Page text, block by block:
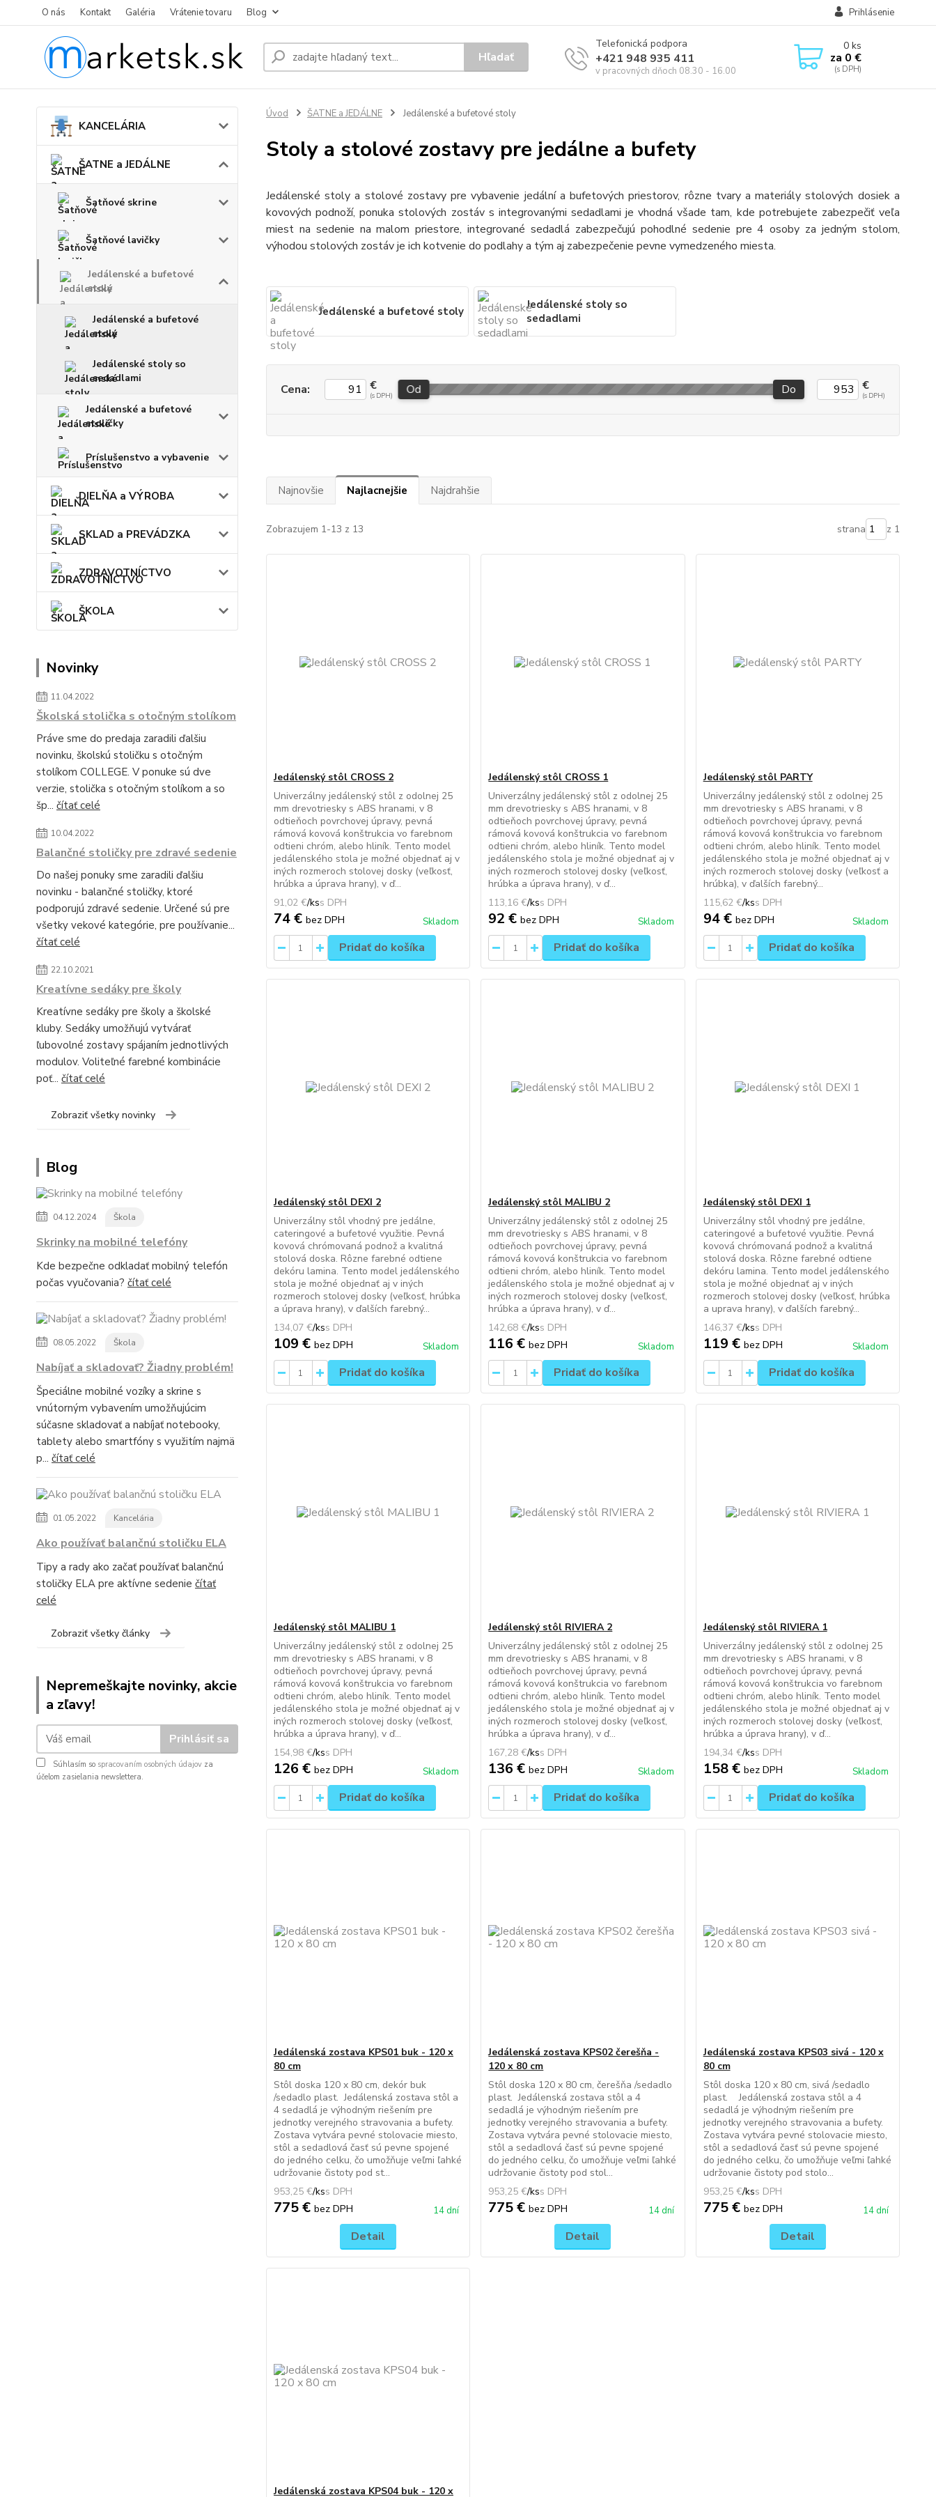
O nás Kontakt Galéria Vrátenie tovaru Blog Prihlásenie
Hľadať
Telefonická podpora
+421 948 935 411
v pracovných dňoch 08.30 - 16.00
0ks
za 0 €
KANCELÁRIA
ŠATNE a JEDÁLNE
Šatňové skrine
Šatňové lavičky
Jedálenské a bufetové
stoly
Jedálenské a bufetové
stoly
Jedálenské stoly so
sedadlami
Jedálenské a bufetové
stoličky
Príslušenstvo a vybavenie
DIELŇA a VÝROBA
SKLAD a PREVÁDZKA
ZDRAVOTNÍCTVO
ŠKOLA
Novinky
11.04.2022
Školská stolička s otočným stolíkom
Práve sme do predaja zaradili ďalšiu
novinku, školskú stoličku s otočným
stolíkom COLLEGE. V ponuke sú dve
verzie, stolička s otočným stolíkom a so
šp... čítať celé
10.04.2022
Balančné stoličky pre zdravé sedenie
Do našej ponuky sme zaradili ďalšiu
novinku - balančné stoličky, ktoré
podporujú zdravé sedenie. Určené sú pre
všetky vekové kategórie, pre používanie...
čítať celé
22.10.2021
Kreatívne sedáky pre školy
Kreatívne sedáky pre školy a školské
kluby. Sedáky umožňujú vytvárať
ľubovolné zostavy spájaním jednotlivých
modulov. Voliteľné farebné kombinácie
poť... čítať celé
Zobraziť všetky novinky
Blog
04.12.2024 Škola
Skrinky na mobilné telefóny
Kde bezpečne odkladať mobilný telefón
počas vyučovania? čítať celé
08.05.2022 Škola
Nabíjať a skladovať? Žiadny problém!
Špeciálne mobilné vozíky a skrine s
vnútorným vybavením umožňujúcim
súčasne skladovať a nabíjať notebooky,
tablety alebo smartfóny s využitím najmä
p... čítať celé
01.05.2022 Kancelária
Ako používať balančnú stoličku ELA
Tipy a rady ako začať používať balančnú
stoličky ELA pre aktívne sedenie čítať
celé
Zobraziť všetky články
Nepremeškajte novinky, akcie
a zľavy!
Prihlásiť sa
Súhlasím so spracovaním osobných údajov za
účelom zasielania newslettera.
Úvod ŠATNE a JEDÁLNE Jedálenské a bufetové stoly
Stoly a stolové zostavy pre jedálne a bufety
Jedálenské stoly a stolové zostavy pre vybavenie jedální a bufetových priestorov, rôzne tvary a materiály stolových dosiek a
kovových podnoží, ponuka stolových zostáv s integrovanými sedadlami je vhodná všade tam, kde potrebujete zabezpečiť veľa
miest na sedenie na malom priestore, integrované sedadlá zabezpečujú pohodlné sedenie pre 4 osoby za jedným stolom,
výhodou stolových zostáv je ich kotvenie do podlahy a tým aj zabezpečenie pevne vymedzeného miesta.
Jedálenské a bufetové stoly
Jedálenské stoly so
sedadlami
Cena: € Od Do €
Najnovšie Najlacnejšie Najdrahšie
Zobrazujem 1-13 z 13 strana z 1
Jedálenský stôl CROSS 2
Univerzálny jedálenský stôl z odolnej 25
mm drevotriesky s ABS hranami, v 8
odtieňoch povrchovej úpravy, pevná
rámová kovová konštrukcia vo farebnom
odtieni chróm, alebo hliník. Tento model
jedálenského stola je možné objednať aj v
iných rozmeroch stolovej dosky (veľkosť,
hrúbka a úprava hrany), v ď...
91,02 €/ks
74 € bez DPH Skladom
Pridať do košíka
Jedálenský stôl CROSS 1
Univerzálny jedálenský stôl z odolnej 25
mm drevotriesky s ABS hranami, v 8
odtieňoch povrchovej úpravy, pevná
rámová kovová konštrukcia vo farebnom
odtieni chróm, alebo hliník. Tento model
jedálenského stola je možné objednať aj v
iných rozmeroch stolovej dosky (veľkosť,
hrúbka a úprava hrany), v ď...
113,16 €/ks
92 €bez DPH Skladom
Pridať do košíka
Jedálenský stôl PARTY
Univerzálny jedálenský stôl z odolnej 25
mm drevotriesky s ABS hranami, v 8
odtieňoch povrchovej úpravy, pevná
rámová kovová konštrukcia vo farebnom
odtieni chróm, alebo hliník. Tento model
jedálenského stola je možné objednať aj v
iných rozmeroch stolovej dosky (veľkosť a
hrúbka), v ďalších farebný...
115,62 €/ks
94 € bez DPH Skladom
Pridať do košíka
Jedálenský stôl DEXI 2
Univerzálny stôl vhodný pre jedálne,
cateringové a bufetové využitie. Pevná
kovová chrómovaná podnož a kvalitná
stolová doska. Rôzne farebné odtiene
dekóru lamina. Tento model jedálenského
stola je možné objednať aj v iných
rozmeroch stolovej dosky (veľkosť, hrúbka
a úprava hrany), v ďalších farebný...
134,07 €/ks
109 € bez DPH Skladom
Pridať do košíka
Jedálenský stôl MALIBU 2
Univerzálny jedálenský stôl z odolnej 25
mm drevotriesky s ABS hranami, v 8
odtieňoch povrchovej úpravy, pevná
rámová kovová konštrukcia vo farebnom
odtieni chróm, alebo hliník. Tento model
jedálenského stola je možné objednať aj v
iných rozmeroch stolovej dosky (veľkosť,
hrúbka a úprava hrany), v ď...
142,68 €/ks
116 €bez DPH Skladom
Pridať do košíka
Jedálenský stôl DEXI 1
Univerzálny stôl vhodný pre jedálne,
cateringové a bufetové využitie. Pevná
kovová chrómovaná podnož a kvalitná
stolová doska. Rôzne farebné odtiene
dekóru lamina. Tento model jedálenského
stola je možné objednať aj v iných
rozmeroch stolovej dosky (veľkosť, hrúbka
a uprava hrany), v ďalších farebný...
146,37 €/ks
119 € bez DPH Skladom
Pridať do košíka
Jedálenský stôl MALIBU 1
Univerzálny jedálenský stôl z odolnej 25
mm drevotriesky s ABS hranami, v 8
odtieňoch povrchovej úpravy, pevná
rámová kovová konštrukcia vo farebnom
odtieni chróm, alebo hliník. Tento model
jedálenského stola je možné objednať aj v
iných rozmeroch stolovej dosky (veľkosť,
hrúbka a úprava hrany), v ď...
154,98 €/ks
126 € bez DPH Skladom
Pridať do košíka
Jedálenský stôl RIVIERA 2
Univerzálny jedálenský stôl z odolnej 25
mm drevotriesky s ABS hranami, v 8
odtieňoch povrchovej úpravy, pevná
rámová kovová konštrukcia vo farebnom
odtieni chróm, alebo hliník. Tento model
jedálenského stola je možné objednať aj v
iných rozmeroch stolovej dosky (veľkosť,
hrúbka a úprava hrany), v ď...
167,28 €/ks
136 €bez DPH Skladom
Pridať do košíka
Jedálenský stôl RIVIERA 1
Univerzálny jedálenský stôl z odolnej 25
mm drevotriesky s ABS hranami, v 8
odtieňoch povrchovej úpravy, pevná
rámová kovová konštrukcia vo farebnom
odtieni chróm, alebo hliník. Tento model
jedálenského stola je možné objednať aj v
iných rozmeroch stolovej dosky (veľkosť,
hrúbka a úprava hrany), v ď...
194,34 €/ks
158 € bez DPH Skladom
Pridať do košíka
Jedálenská zostava KPS01 buk - 120 x
80 cm
Stôl doska 120 x 80 cm, dekór buk
/sedadlo plast. Jedálenská zostava stôl a
4 sedadlá je výhodným riešením pre
jednotky verejného stravovania a bufety.
Zostava vytvára pevné stolovacie miesto,
stôl a sedadlová časť sú pevne spojené
do jedného celku, čo umožňuje veľmi ľahké
udržovanie čistoty pod st...
953,25 €/ks
775 € bez DPH 14 dní
Detail
Jedálenská zostava KPS02 čerešňa -
120 x 80 cm
Stôl doska 120 x 80 cm, čerešňa /sedadlo
plast. Jedálenská zostava stôl a 4
sedadlá je výhodným riešením pre
jednotky verejného stravovania a bufety.
Zostava vytvára pevné stolovacie miesto,
stôl a sedadlová časť sú pevne spojené
do jedného celku, čo umožňuje veľmi ľahké
udržovanie čistoty pod stol...
953,25 €/ks
775 €bez DPH 14 dní
Detail
Jedálenská zostava KPS03 sivá - 120 x
80 cm
Stôl doska 120 x 80 cm, sivá /sedadlo
plast. Jedálenská zostava stôl a 4
sedadlá je výhodným riešením pre
jednotky verejného stravovania a bufety.
Zostava vytvára pevné stolovacie miesto,
stôl a sedadlová časť sú pevne spojené
do jedného celku, čo umožňuje veľmi ľahké
udržovanie čistoty pod stolo...
953,25 €/ks
775 € bez DPH 14 dní
Detail
Jedálenská zostava KPS04 buk - 120 x